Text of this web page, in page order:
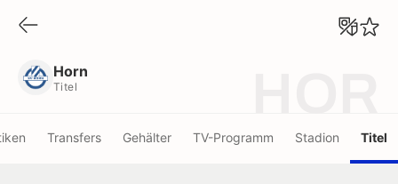
Horn
Titel
Transfers Gehälter TV-Programm Stadion Titel